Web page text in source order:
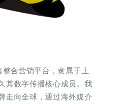
合营销平台，隶属于上
其数字传播核心成员。我
走向全球，通过海外媒介